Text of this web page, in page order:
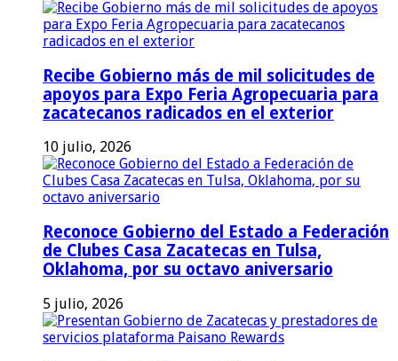
Recibe Gobierno más de mil solicitudes de
apoyos para Expo Feria Agropecuaria para
zacatecanos radicados en el exterior
10 julio, 2026
Reconoce Gobierno del Estado a Federación
de Clubes Casa Zacatecas en Tulsa,
Oklahoma, por su octavo aniversario
5 julio, 2026